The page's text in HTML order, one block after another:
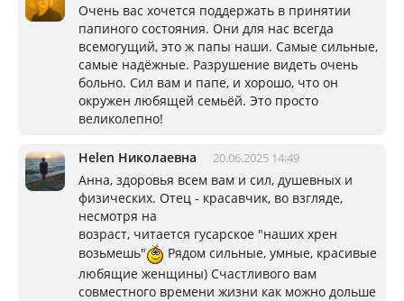
Очень вас хочется поддержать в принятии
папиного состояния. Они для нас всегда
всемогущий, это ж папы наши. Самые сильные,
самые надёжные. Разрушение видеть очень
больно. Сил вам и папе, и хорошо, что он
окружен любящей семьёй. Это просто
великолепно!
Helen Николаевна 20.06.2025 14:49
Анна, здоровья всем вам и сил, душевных и
физических. Отец - красавчик, во взгляде,
несмотря на
возраст, читается гусарское "наших хрен
возьмешь"
Рядом сильные, умные, красивые
любящие женщины) Счастливого вам
совместного времени жизни как можно дольше